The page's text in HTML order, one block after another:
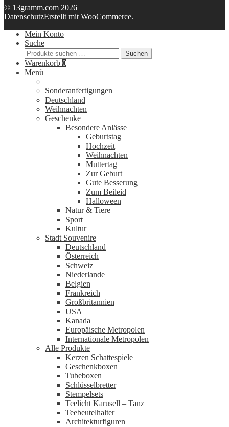
© 13gramm.com 2026
DatenschutzErstellt mit WooCommerce.
Mein Konto
Suche
Suchen
nach:
Suchen
Warenkorb 0
Menü
Sonderanfertigungen
Deutschland
Weihnachten
Geschenke
Besondere Anlässe
Geburtstag
Hochzeit
Weihnachten
Muttertag
Zur Geburt
Gute Besserung
Zum Beileid
Halloween
Natur & Tiere
Sport
Kultur
Stadt Souvenire
Deutschland
Österreich
Schweiz
Niederlande
Belgien
Frankreich
Großbritannien
USA
Kanada
Europäische Metropolen
Internationale Metropolen
Alle Produkte
Kerzen Schattespiele
Geschenkboxen
Tubeboxen
Schlüsselbretter
Stempelsets
Teelicht Karusell – Tanz
Teebeutelhalter
Architekturfiguren